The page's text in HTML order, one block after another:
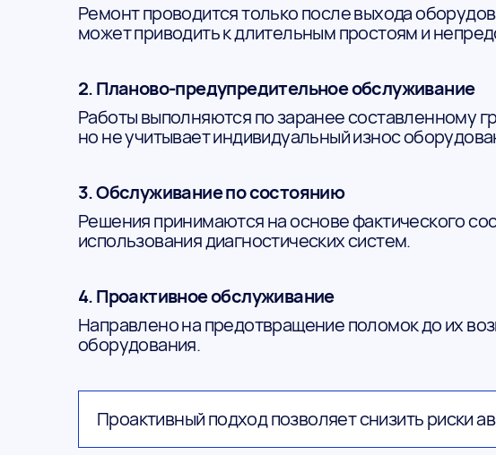
Ремонт проводится только после выхода
может приводить к длительным простоям и
2. Планово-предупредительное обслуживание
Работы выполняются по заранее составленному
но не учитывает индивидуальный износ
3. Обслуживание по состоянию
Решения принимаются на основе фактического
использования диагностических систем.
4. Проактивное обслуживание
Направлено на предотвращение поломок до их
оборудования.
Проактивный подход позволяет снизить риски